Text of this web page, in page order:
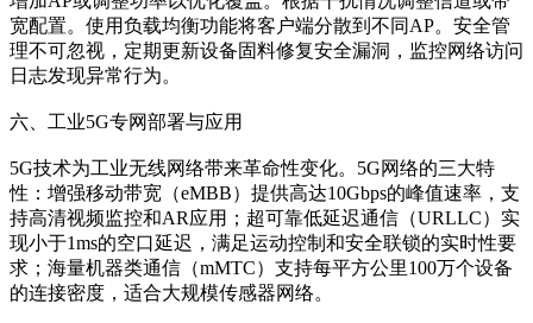
宽配置。使用负载均衡功能将客户端分散到不同AP。安全管
理不可忽视，定期更新设备固料修复安全漏洞，监控网络访问
日志发现异常行为。
六、工业5G专网部署与应用
5G技术为工业无线网络带来革命性变化。5G网络的三大特
性：增强移动带宽（eMBB）提供高达10Gbps的峰值速率，支
持高清视频监控和AR应用；超可靠低延迟通信（URLLC）实
现小于1ms的空口延迟，满足运动控制和安全联锁的实时性要
求；海量机器类通信（mMTC）支持每平方公里100万个设备
的连接密度，适合大规模传感器网络。